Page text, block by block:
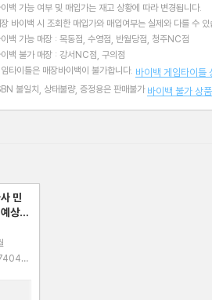
백 가능 여부 및 매입가는 재고 상황에 따라 변경됩니다.
바이백 시 조회한 매입가와 매입여부는 실제와 다를 수 있
백 가능 매장 : 목동점, 수영점, 반월당점, 청주NC점
백 불가 매장 : 강서NC점, 구의점
타이틀은 매장바이백이 불가합니다. 바이백 게임타이틀
불일치, 상태불량, 증정용은 판매불가 바이백 불가 상품
민
상문